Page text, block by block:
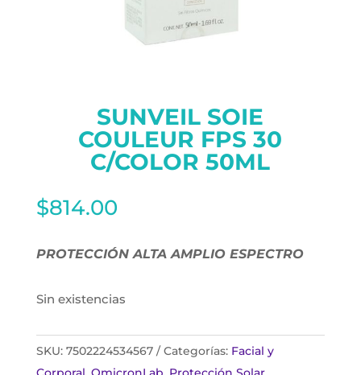
SUNVEIL SOIE
COULEUR FPS 30
C/COLOR 50ML
$814.00
PROTECCIÓN ALTA AMPLIO ESPECTRO
Sin existencias
SKU: 7502224534567 Categorías: Facial y